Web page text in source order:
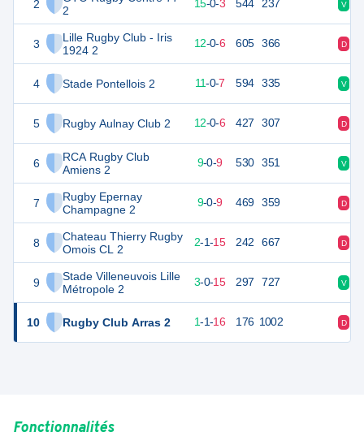
2
2
3
Lille Rugby Club - Iris
1924 2
4 Stade Pontellois 2
5 Rugby Aulnay Club 2
6
RCA Rugby Club
Amiens 2
7
Rugby Epernay
Champagne 2
8
Chateau Thierry Rugby
Omois CL 2
9
Stade Villeneuvois Lille
Métropole 2
10 Rugby Club Arras 2
68 18 15-0-3 544 237 V
60 18 12-0-6 605 366 D
54 11-0-7 594 335 V
54 18 12-0-6 427 307 D
46 9-0-9 530 351 V
9-0-9 469 359 D
11 18 2-1-15 242 667 D
9 18 3-0-15 297 727 V
3 18 1-1-16 176 1002 D
Fonctionnalités